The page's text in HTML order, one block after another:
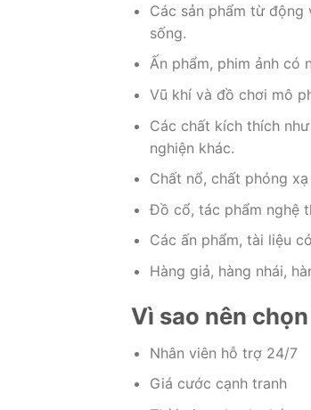
Các sản phẩm từ
sống.
Ấn phẩm, phim ảnh có
Vũ khí và đồ chơi mô
Các chất kích thích
nghiện khác.
Chất nổ, chất phóng
Đồ cổ, tác phẩm nghệ
Các ấn phẩm, tài liệu
Hàng giả, hàng nhái,
Vì sao nên
Nhân viên hỗ trợ 24/7
Giá cước cạnh tranh